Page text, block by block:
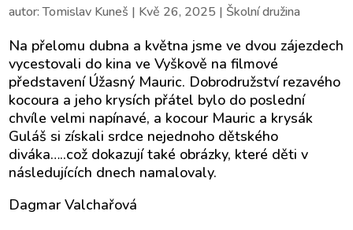
autor:Tomislav Kuneš | Kvě 26, 2025 | Školní družina
Na přelomu dubna a května jsme ve dvou zájezdech
vycestovali do kina ve Vyškově na filmové
představení Úžasný Mauric. Dobrodružství rezavého
kocoura a jeho krysích přátel bylo do poslední
chvíle velmi napínavé, a kocour Mauric a krysák
Guláš si získali srdce nejednoho dětského
diváka…..což dokazují také obrázky, které děti v
následujících dnech namalovaly.
Dagmar Valchařová